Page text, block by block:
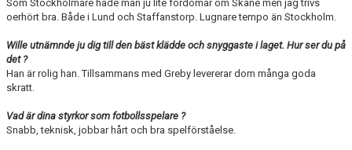
Som Stockholmare hade man ju lite fördomar om Skåne men jag trivs
oerhört bra. Både i Lund och Staffanstorp. Lugnare tempo än Stockholm.
Wille utnämnde ju dig till den bäst klädde och snyggaste i laget. Hur ser du på
det ?
Han är rolig han. Tillsammans med Greby levererar dom många goda
skratt.
Vad är dina styrkor som fotbollsspelare ?
Snabb, teknisk, jobbar hårt och bra spelförståelse.